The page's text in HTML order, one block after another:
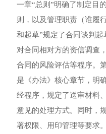
一章“总则”明确了制定目
则
， 以及管理职责（谁履
和起草”规定了合同谈判
对合同相对方的资信调查 ，
合同的风险评估等程序。
是《办法》核心章节 ， 明
经程序 ， 规定了送审材料
意见的处理方式。 同时 ，
署权限、用印管理等要求。